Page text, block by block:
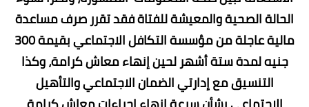
الحالة الصحية والمعيشة للفتاة فقد تقرر صرف مساعدة
مالية عاجلة من مؤسسة التكافل الاجتماعي بقيمة 300
جنيه لمدة ستة أشهر لحين إنهاء معاش كرامة، وكذا
التنسيق مع إدارتي الضمان الاجتماعي والتأهيل